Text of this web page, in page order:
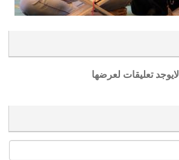
لايوجد تعليقات لعرضها